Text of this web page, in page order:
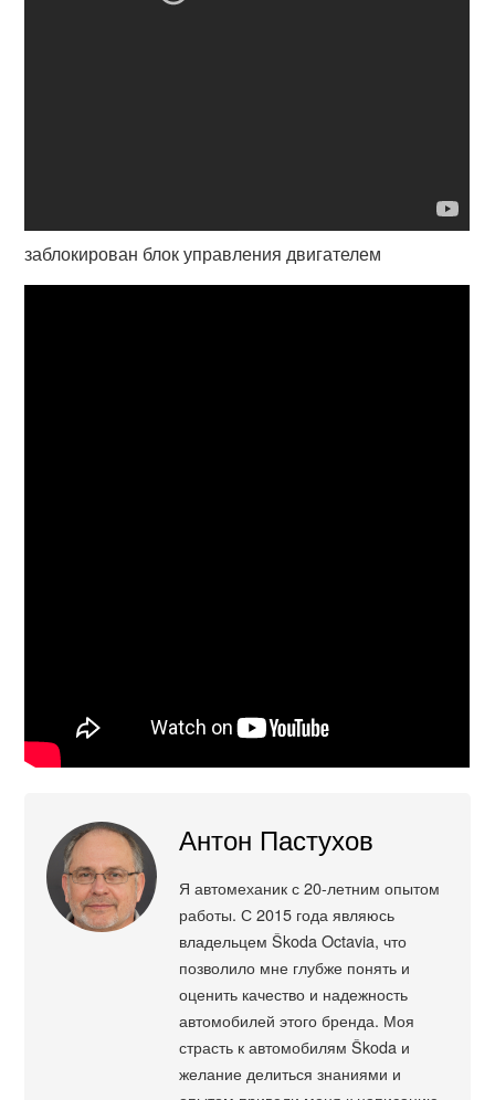
заблокирован блок управления двигателем
Антон Пастухов
Я автомеханик с 20-летним опытом
работы. С 2015 года являюсь
владельцем Škoda Octavia, что
позволило мне глубже понять и
оценить качество и надежность
автомобилей этого бренда. Моя
страсть к автомобилям Škoda и
желание делиться знаниями и